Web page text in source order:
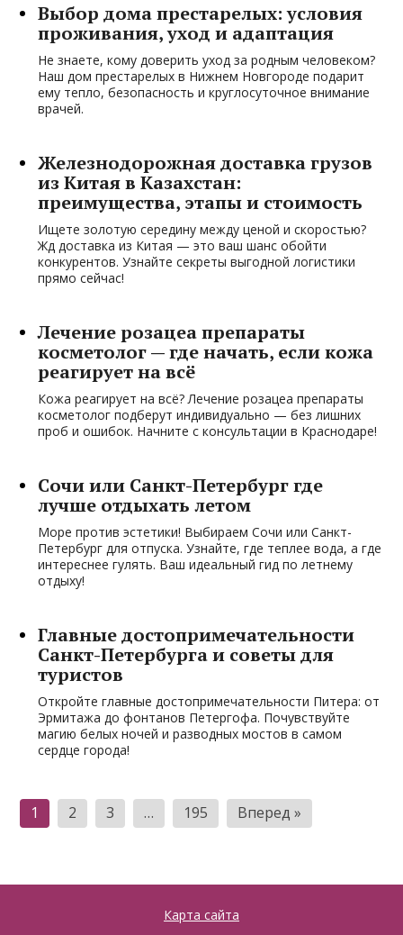
Выбор дома престарелых: условия
проживания, уход и адаптация
Не знаете, кому доверить уход за родным человеком?
Наш дом престарелых в Нижнем Новгороде подарит
ему тепло, безопасность и круглосуточное внимание
врачей.
Железнодорожная доставка грузов
из Китая в Казахстан:
преимущества, этапы и стоимость
Ищете золотую середину между ценой и скоростью?
Жд доставка из Китая — это ваш шанс обойти
конкурентов. Узнайте секреты выгодной логистики
прямо сейчас!
Лечение розацеа препараты
косметолог — где начать, если кожа
реагирует на всё
Кожа реагирует на всё? Лечение розацеа препараты
косметолог подберут индивидуально — без лишних
проб и ошибок. Начните с консультации в Краснодаре!
Сочи или Санкт-Петербург где
лучше отдыхать летом
Море против эстетики! Выбираем Сочи или Санкт-
Петербург для отпуска. Узнайте, где теплее вода, а где
интереснее гулять. Ваш идеальный гид по летнему
отдыху!
Главные достопримечательности
Санкт-Петербурга и советы для
туристов
Откройте главные достопримечательности Питера: от
Эрмитажа до фонтанов Петергофа. Почувствуйте
магию белых ночей и разводных мостов в самом
сердце города!
Пагинация
записей
1 2 3 … 195 Вперед »
Карта сайта